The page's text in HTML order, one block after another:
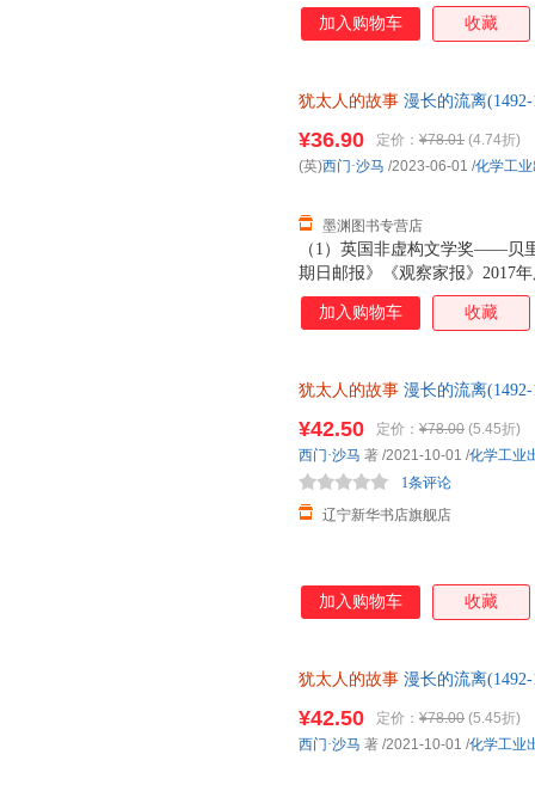
加入购物车 收藏
犹太人的故事 漫长的流离
（1）英国非虚构文学奖——贝
期日邮报》《观察家报》2017
协会奖得主、英国重量级历史
（3）犹太课题研究领域里程
教授亲自领队翻译，并做了两
¥36.90 定价： ¥78.01 (4.74折)
墨渊图书专营店
(英)西门·沙马 /2023-06-01 /化学工
加入购物车 收藏
犹太人的故事 漫长的流离
¥42.50 定价： ¥78.00 (5.45折)
辽宁新华书店旗舰店
1条评论
西门·沙马 著 /2021-10-01 /化学工业
加入购物车 收藏
犹太人的故事 漫长的流离
¥42.50 定价： ¥78.00 (5.45折)
西门·沙马 著 /2021-10-01 /化学工业